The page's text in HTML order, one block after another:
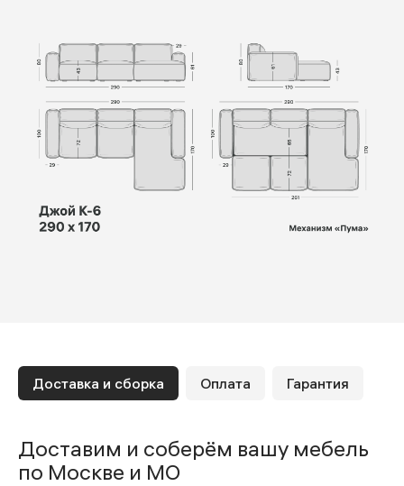
Доставка и сборка Оплата Гарантия
Доставим и соберём вашу мебель
по Москве и МО